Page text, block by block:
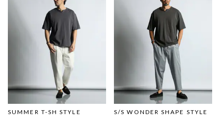
SUMMER T-SH STYLE S/S WONDER SHAPE STYLE